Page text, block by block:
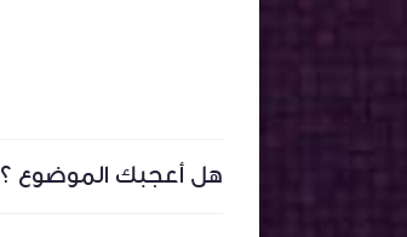
هل أعجبك الموضوع ؟